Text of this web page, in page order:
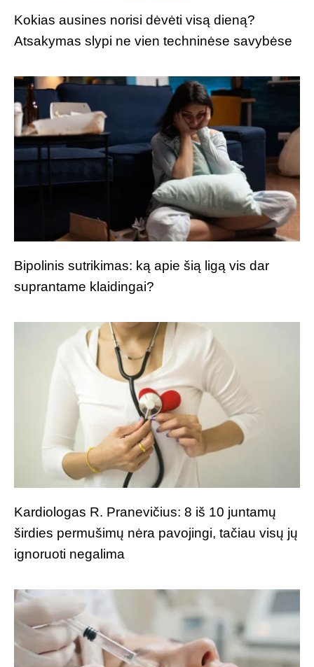
Kokias ausines norisi dėvėti visą dieną?
Atsakymas slypi ne vien techninėse savybėse
Bipolinis sutrikimas: ką apie šią ligą vis dar
suprantame klaidingai?
Kardiologas R. Pranevičius: 8 iš 10 juntamų
širdies permušimų nėra pavojingi, tačiau visų jų
ignoruoti negalima